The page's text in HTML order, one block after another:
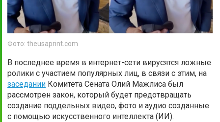
Фото: theusaprint.com
В последнее время в интернет-сети вирусятся ложные
ролики с участием популярных лиц, в связи с этим, на
заседании Комитета Сената Олий Мажлиса был
рассмотрен закон, который будет предотвращать
создание поддельных видео, фото и аудио созданные
с помощью искусственного интеллекта (ИИ).